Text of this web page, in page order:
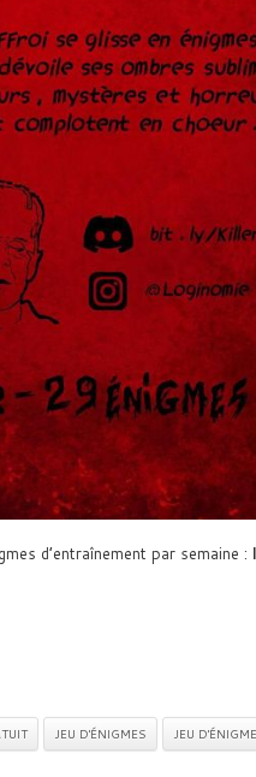
d’entraînement par semaine :
JEU D'ÉNIGMES
JEU